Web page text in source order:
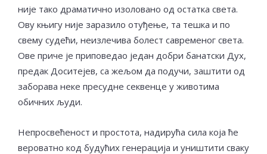
није тако драматично изоловано од остатка света.
Ову књигу није заразило отуђење, та тешка и по
свему судећи, неизлечива болест савременог света.
Ове приче је приповедао један добри банатски Дух,
предак Доситејев, са жељом да подучи, заштити од
заборава неке пресудне секвенце у животима
обичних људи.
Непросвећеност и простота, надирућа сила која ће
вероватно код будућих генерација и уништити сваку